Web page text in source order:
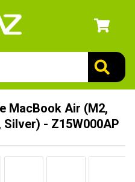
MacBook Air (M2,
Silver) - Z15W000AP
gabinete
teclado